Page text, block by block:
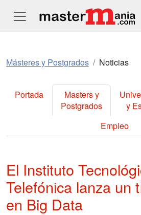
Másteres y Postgrados Noticias
Portada
Masters y
Postgrados
y
Empleo
El Instituto
Telefónica lanza un
en Big Data